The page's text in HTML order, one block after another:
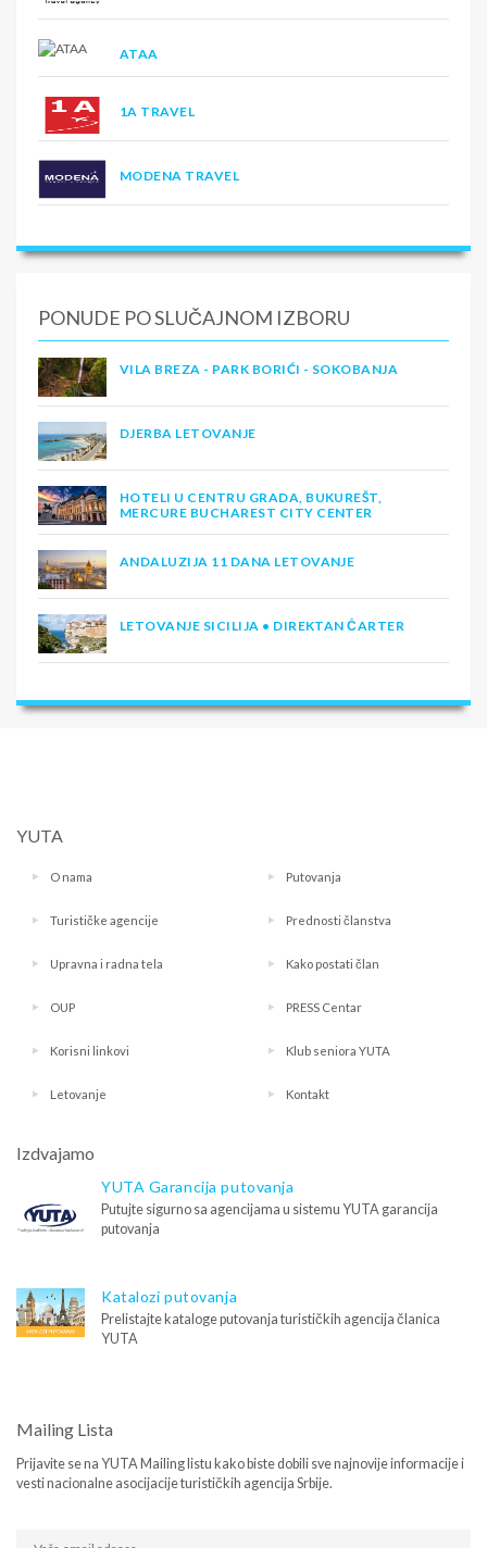
ATAA
1A TRAVEL
MODENA TRAVEL
PONUDE PO SLUČAJNOM IZBORU
VILA BREZA - PARK BORIĆI - SOKOBANJA
DJERBA LETOVANJE
HOTELI U CENTRU GRADA, BUKUREŠT,
MERCURE BUCHAREST CITY CENTER
ANDALUZIJA 11 DANA LETOVANJE
LETOVANJE SICILIJA • DIREKTAN ČARTER
YUTA
O nama Putovanja
Turističke agencije Prednosti članstva
Upravna i radna tela Kako postati član
OUP PRESS Centar
Korisni linkovi Klub seniora YUTA
Letovanje Kontakt
Izdvajamo
YUTA Garancija putovanja
Putujte sigurno sa agencijama u sistemu YUTA garancija
putovanja
Katalozi putovanja
Prelistajte kataloge putovanja turističkih agencija članica
YUTA
Mailing Lista
Prijavite se na YUTA Mailing listu kako biste dobili sve najnovije informacije i
vesti nacionalne asocijacije turističkih agencija Srbije.